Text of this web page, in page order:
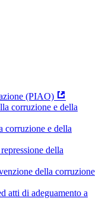
(PIAO)
corruzione e della
corruzione e della
della
della corruzione
atti di adeguamento a